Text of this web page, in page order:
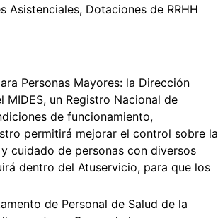
Asistenciales, Dotaciones de RRHH
Personas Mayores: la Dirección
un Registro Nacional de
de funcionamiento,
permitirá mejorar el control sobre la
cuidado de personas con diversos
dentro del Atuservicio, para que los
de Personal de Salud de la